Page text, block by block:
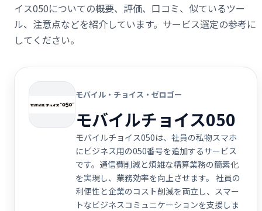
イス050についての概要、評価、口コミ、似ているツー
ル、注意点などを紹介しています。サービス選定の参考に
してください。
モバイル・チョイス・ゼロゴー
モバイルチョイス050
モバイルチョイス050は、社員の私物スマホ
にビジネス用の050番号を追加するサービス
です。通信費削減と煩雑な精算業務の簡素化
を実現し、業務効率を向上させます。 社員の
利便性と企業のコスト削減を両立し、スマー
トなビジネスコミュニケーションを支援しま